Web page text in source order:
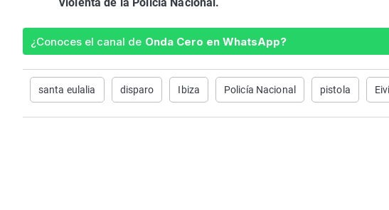
¿Conoces el canal de Onda Cero en WhatsApp?
santa eulalia disparo Ibiza Policía Nacional pistola